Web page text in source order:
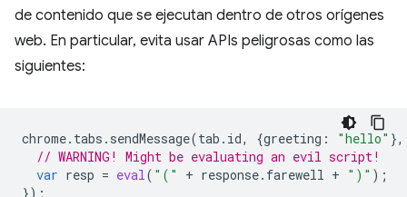
de contenido que se ejecutan dentro de otros orígenes
web. En particular, evita usar APIs peligrosas como las
siguientes:
chrome. tabs . sendMessage(tab . id, {greeting : "hello" },
// WARNING! Might be evaluating an evil script!
var resp = eval( "(" + response. farewell + ")" );
});